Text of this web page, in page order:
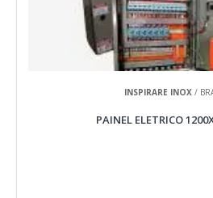
INSPIRARE INOX /
PAINEL ELETRICO